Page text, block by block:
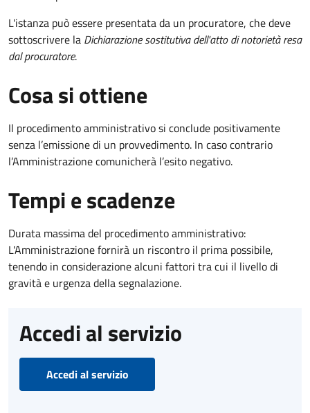
L'istanza può essere presentata da un procuratore, che deve
sottoscrivere la Dichiarazione sostitutiva dell'atto di notorietà resa
dal procuratore.
Cosa si ottiene
Il procedimento amministrativo si conclude positivamente
senza l’emissione di un provvedimento. In caso contrario
l’Amministrazione comunicherà l’esito negativo.
Tempi e scadenze
Durata massima del procedimento amministrativo:
L'Amministrazione fornirà un riscontro il prima possibile,
tenendo in considerazione alcuni fattori tra cui il livello di
gravità e urgenza della segnalazione.
Accedi al servizio
Accedi al servizio